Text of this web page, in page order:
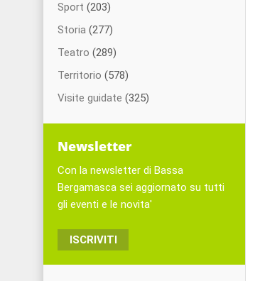
Sport (203)
Storia (277)
Teatro (289)
Territorio (578)
Visite guidate (325)
Newsletter
Con la newsletter di Bassa
Bergamasca sei aggiornato su tutti
gli eventi e le novita'
ISCRIVITI